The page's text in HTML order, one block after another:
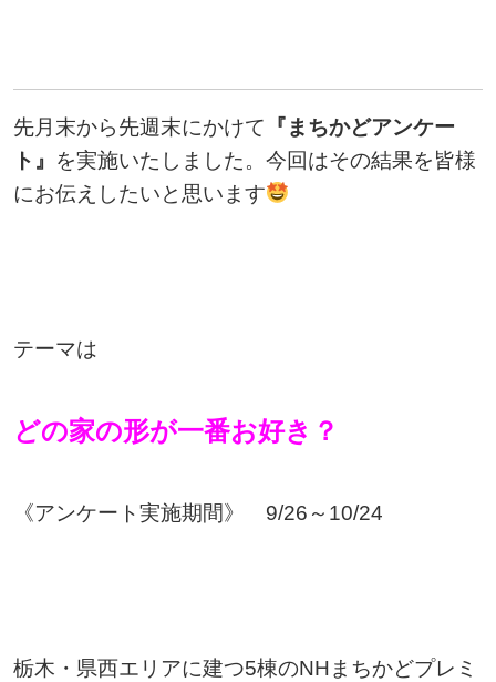
先月末から先週末にかけて 『まちかどアンケー
ト』 を実施いたしました。今回はその結果を皆様
にお伝えしたいと思います
テーマは
どの家の形が一番お好き？
《アンケート実施期間》 9/26～10/24
栃木・県西エリアに建つ5棟のNHまちかどプレミ